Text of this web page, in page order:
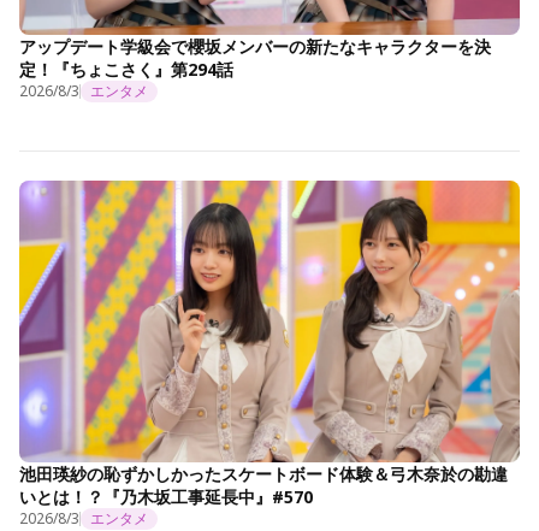
アップデート学級会で櫻坂メンバーの新たなキャラクターを決
定！『ちょこさく』第294話
2026/8/3 エンタメ
池田瑛紗の恥ずかしかったスケートボード体験＆弓木奈於の勘違
いとは！？『乃木坂工事延長中』#570
2026/8/3 エンタメ